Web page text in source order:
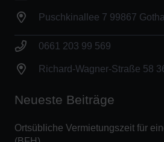
Puschkinallee 7 99867 Gotha
0661 203 99 569
Richard-Wagner-Straße 58
Neueste Beiträge
Ortsübliche Vermietungszeit für